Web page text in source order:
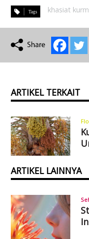
khasiat
ARTIKEL TERKAIT
ARTIKEL LAINNYA